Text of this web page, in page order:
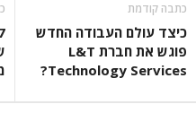
כתבה קודמת
כיצד עולם העבודה החדש
פוגש את חברת L&T
Technology Services?